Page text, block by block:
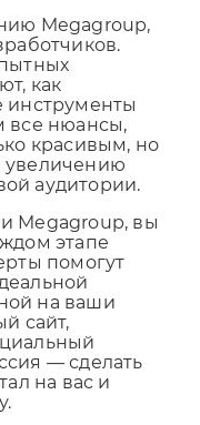
Megagroup,
как
все нюансы,
красивым, но
увеличению
Megagroup, вы
этапе
помогут
на ваши
сайт,
— сделать
на вас и